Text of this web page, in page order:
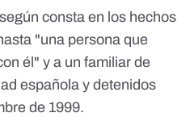
consta en los hechos
"una persona que
él" y a un familiar de
española y detenidos
de 1999.